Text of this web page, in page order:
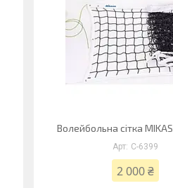
Волейбольна сітка
C-6399
2 000 ₴